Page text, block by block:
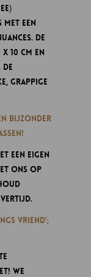
een
De
10 cm en
grappige
bijzonder
een eigen
ons op
Vriend’;
We